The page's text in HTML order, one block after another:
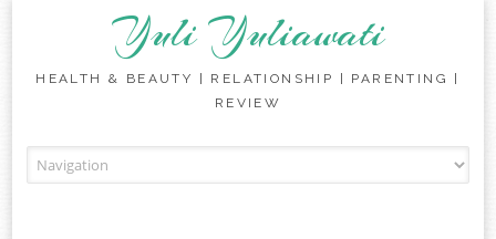
Yuli Yuliawati
HEALTH & BEAUTY | RELATIONSHIP | PARENTING |
REVIEW